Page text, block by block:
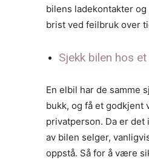
bilens ladekontakter
brist ved feilbruk over
Sjekk bilen hos
En elbil har de samme
bukk, og få et godkjent
privatperson. Da er
av bilen selger,
oppstå. Så for å være